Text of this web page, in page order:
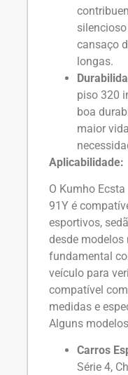
cansaço
longas.
piso 320
boa
maior
Aplicabilidade:
O Kumho
91Y é
esportivos,
desde
fundamental
veículo para
compatível
medidas e
Alguns
Carros
Série 4,